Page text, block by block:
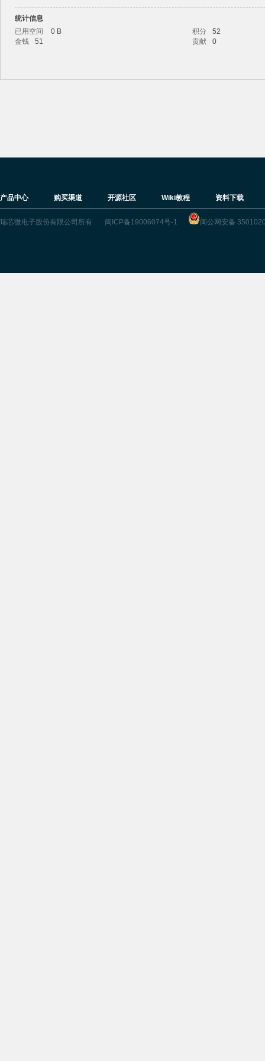
统计信息
已用空间
0 B 积分
52
金钱
51 贡献 0
产品中心 购买渠道 开源社区 Wiki教程 资料下载
瑞芯微电子股份有限公司所有 闽ICP备19006074号-1 闽公网安备